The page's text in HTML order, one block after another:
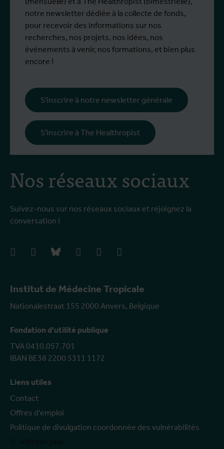
spécialisé chez Ecodevelopment, en
Grèce, grâce au soutien d'une bourse de
mobilité Erasmus+.
Institut de Médecine Tropicale
Nationalestraat 155 2000 Anvers, Belgique
Fondation d'utilité publique
TVA 0410.057.701
IBAN BE38 2200 5311 1172
Liens utiles
Contact
Offres d'emploi
Politique de divulgation coordonnée des vulnérabilités
Nos réseaux sociaux
Suivez-nous sur nos réseaux sociaux et rejoignez la
conversation !
facebookinstagrambluesky linkedIn youtube
notre newsletter dédiée à la collecte de fonds,
pour recevoir des informations sur nos
recherches, nos projets, nos idées, nos
événements à venir, nos formations, et bien plus
encore !
S'inscrire à notre newsletter générale
S'inscrire à The Healthropist